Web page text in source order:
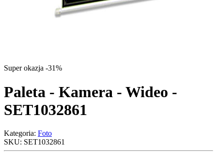
Super okazja -31%
Paleta - Kamera - Wideo -
SET1032861
Kategoria: Foto
SKU: SET1032861